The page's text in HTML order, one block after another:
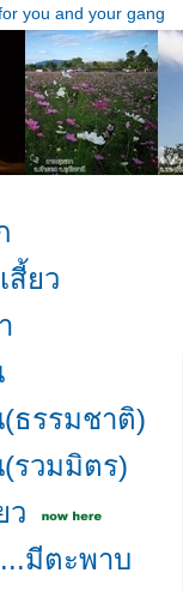
you and your gang
สี้ยว
ธรรมชาติ)
รวมมิตร)
ว
มีตะพาบ